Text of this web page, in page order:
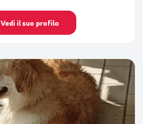
Vedi il suo profilo